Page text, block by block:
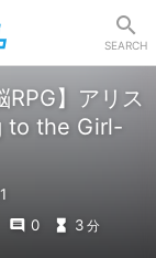
SEARCH
RPG】アリス
to the Girl-
0 3 分